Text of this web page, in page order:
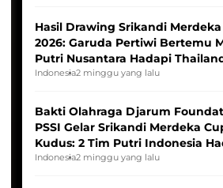
Hasil Drawing Srikandi
2026: Garuda Pertiwi Bertemu
Putri Nusantara Hadapi
Indonesia2 minggu yang lalu
Bakti Olahraga Djarum
PSSI Gelar Srikandi Merdeka
Kudus: 2 Tim Putri Indonesia
Tim Asia
Indonesia2 minggu yang lalu